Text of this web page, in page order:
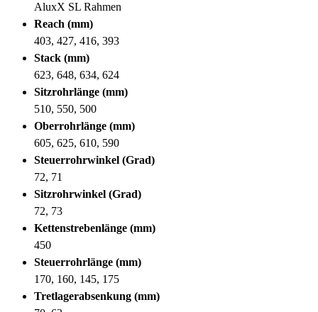
AluxX SL Rahmen
Reach (mm)
403, 427, 416, 393
Stack (mm)
623, 648, 634, 624
Sitzrohrlänge (mm)
510, 550, 500
Oberrohrlänge (mm)
605, 625, 610, 590
Steuerrohrwinkel (Grad)
72, 71
Sitzrohrwinkel (Grad)
72, 73
Kettenstrebenlänge (mm)
450
Steuerrohrlänge (mm)
170, 160, 145, 175
Tretlagerabsenkung (mm)